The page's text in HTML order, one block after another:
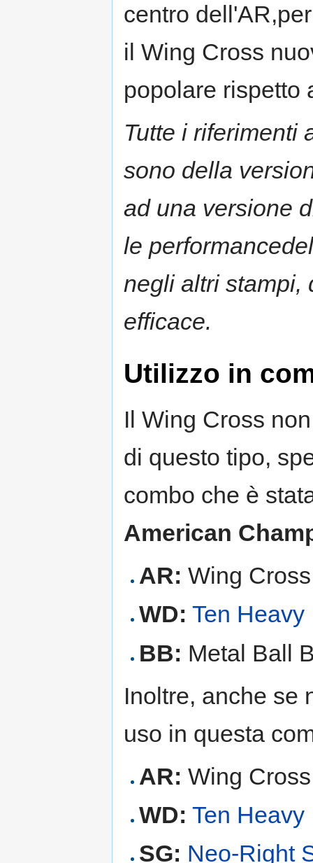
centro
il Wing Cross
popolare rispetto
Tutte i riferimenti
sono della
ad una versione
le
negli altri stampi,
efficace.
Utilizzo in
Il Wing Cross
di questo tipo,
combo che è
American
AR: Wing
WD: Ten Heavy
BB: Metal Ball
Inoltre, anche se
uso in questa
AR: Wing
WD: Ten Heavy
SG: Neo-Right